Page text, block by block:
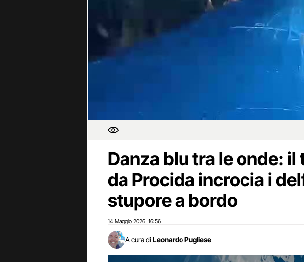
Danza blu tra le onde:
da Procida incrocia i
stupore a bordo
14 Maggio 2026 16:56
A cura di Leonardo Pugliese